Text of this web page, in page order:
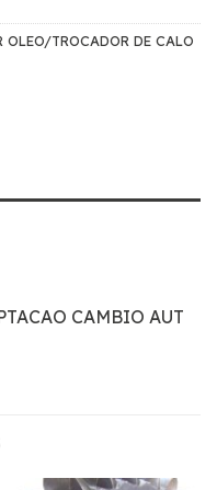
OLEO/TROCADOR DE CALO
CAMBIO AUT